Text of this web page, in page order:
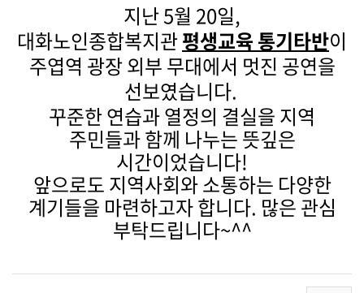
지난 5월 20일,
대화노인종합복지관평생교육통기타반이
주엽역 광장 외부 무대에서 멋진 공연을
선보였습니다.
꾸준한 연습과 열정의 결실을 지역
주민들과 함께 나누는 뜻깊은
시간이었습니다!
앞으로도 지역사회와 소통하는 다양한
계기들을 마련하고자 합니다. 많은 관심
부탁드립니다~^^